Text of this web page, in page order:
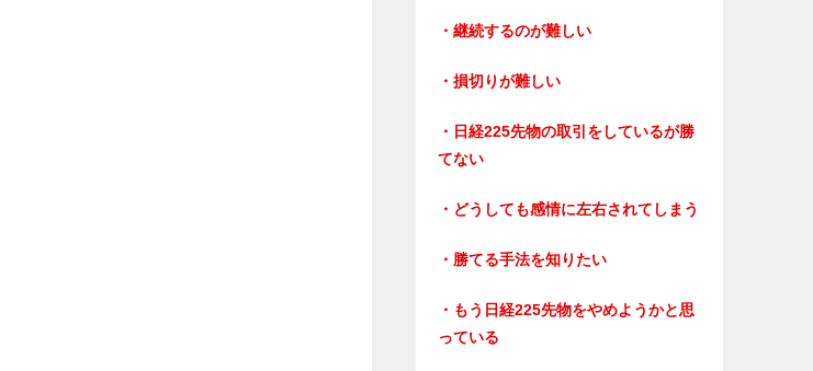
・継続するのが難しい
・損切りが難しい
・日経225先物の取引をしているが勝
てない
・どうしても感情に左右されてしまう
・勝てる手法を知りたい
・もう日経225先物をやめようかと思
っている